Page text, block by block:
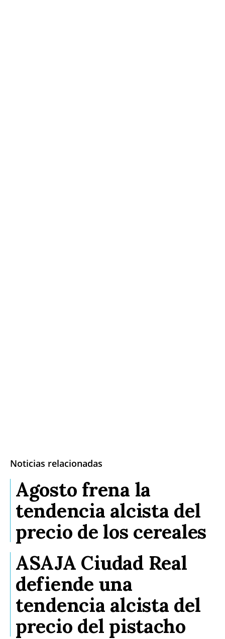
Noticias relacionadas
Agosto frena la
tendencia alcista del
precio de los cereales
ASAJA Ciudad Real
defiende una
tendencia alcista del
precio del pistacho